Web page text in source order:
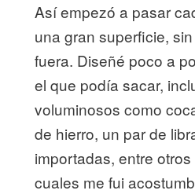
Así empezó a pasar
una gran superficie,
fuera. Diseñé poco a
el que podía sacar,
voluminosos como
de hierro, un par de
importadas, entre
cuales me fui